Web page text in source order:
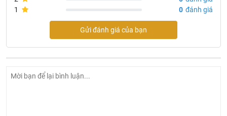
1
0 đánh giá
Gửi đánh giá của bạn